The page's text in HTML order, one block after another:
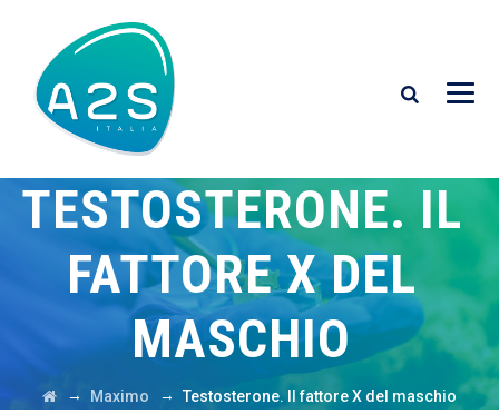
TESTOSTERONE. IL
FATTORE X DEL
MASCHIO
→ Maximo → Testosterone. Il fattore X del maschio